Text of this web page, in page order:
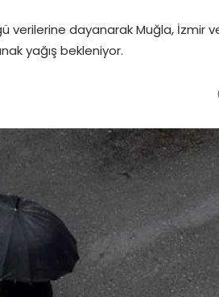
verilerine dayanarak Muğla, İzmir
yağış bekleniyor.